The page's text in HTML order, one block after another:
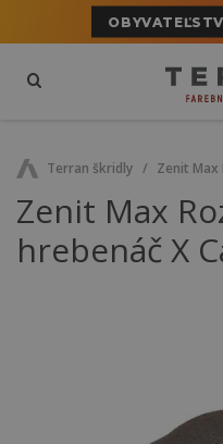
Terran škridly Zenit Max
Zenit Max
hrebenáč X